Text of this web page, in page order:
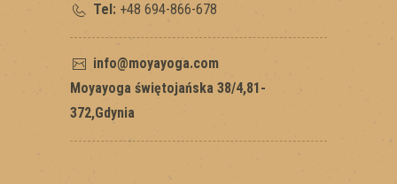
Tel: +48 694-866-678
info@moyayoga.com
Moyayoga świętojańska 38/4,81-
372,Gdynia